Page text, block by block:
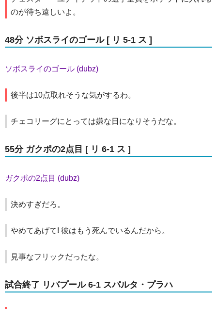
のが待ち遠しいよ。
48分 ソボスライのゴール [ リ 5-1 ス ]
ソボスライのゴール (dubz)
後半は10点取れそうな気がするわ。
チェコリーグにとっては嫌な日になりそうだな。
55分 ガクポの2点目 [ リ 6-1 ス ]
ガクポの2点目 (dubz)
決めすぎだろ。
やめてあげて! 彼はもう死んでいるんだから。
見事なフリックだったな。
試合終了 リバプール 6-1 スパルタ・プラハ